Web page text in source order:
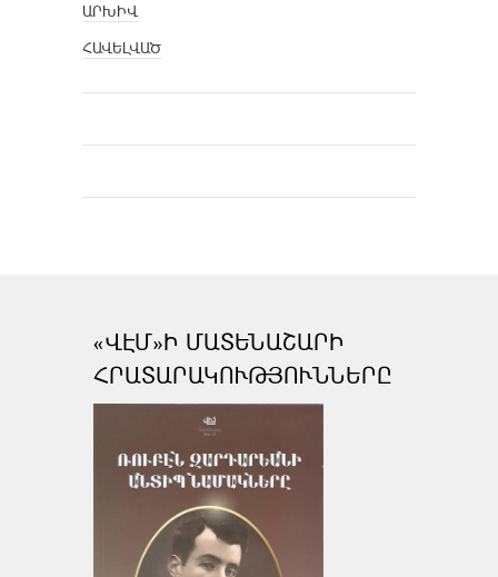
ԱՐԽԻՎ
ՀԱՎԵԼՎԱԾ
«ՎԷՄ»Ի ՄԱՏԵՆԱՇԱՐԻ
ՀՐԱՏԱՐԱԿՈՒԹՅՈՒՆՆԵՐԸ